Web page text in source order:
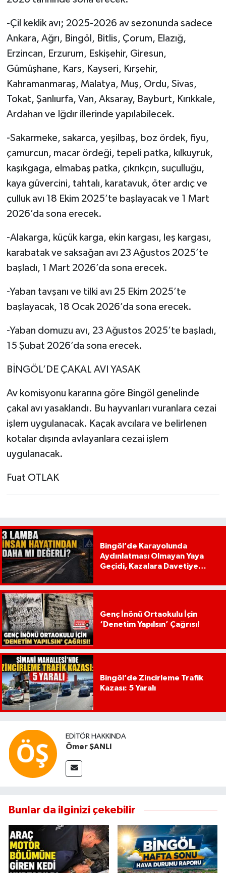
-Çil keklik avı; 2025-2026 av sezonunda sadece
Ankara, Ağrı, Bingöl, Bitlis, Çorum, Elazığ,
Erzincan, Erzurum, Eskişehir, Giresun,
Gümüşhane, Kars, Kayseri, Kırşehir,
Kahramanmaraş, Malatya, Muş, Ordu, Sivas,
Tokat, Şanlıurfa, Van, Aksaray, Bayburt, Kırıkkale,
Ardahan ve Iğdır illerinde yapılabilecek.
-Sakarmeke, sakarca, yeşilbaş, boz ördek, fiyu,
çamurcun, macar ördeği, tepeli patka, kılkuyruk,
kaşıkgaga, elmabaş patka, çıkrıkçın, suçulluğu,
kaya güvercini, tahtalı, karatavuk, öter ardıç ve
çulluk avı 18 Ekim 2025’te başlayacak ve 1 Mart
2026’da sona erecek.
-Alakarga, küçük karga, ekin kargası, leş kargası,
karabatak ve saksağan avı 23 Ağustos 2025’te
başladı, 1 Mart 2026’da sona erecek.
-Yaban tavşanı ve tilki avı 25 Ekim 2025’te
başlayacak, 18 Ocak 2026’da sona erecek.
-Yaban domuzu avı, 23 Ağustos 2025’te başladı,
15 Şubat 2026’da sona erecek.
BİNGÖL’DE ÇAKAL AVI YASAK
Av komisyonu kararına göre Bingöl genelinde
çakal avı yasaklandı. Bu hayvanları vuranlara cezai
işlem uygulanacak. Kaçak avcılara ve belirlenen
kotalar dışında avlayanlara cezai işlem
uygulanacak.
Fuat OTLAK
Bingöl’de Karayolunda
Aydınlatması Olmayan Yaya
Geçidi, Kazalara Davetiye
Genç İnönü Ortaokulu İçin
‘Denetim Yapılsın’ Çağrısı!
Bingöl’de Zincirleme Trafik
Kazası: 5 Yaralı
EDITÖR HAKKINDA
Ömer ŞANLI
Bunlar da ilginizi çekebilir